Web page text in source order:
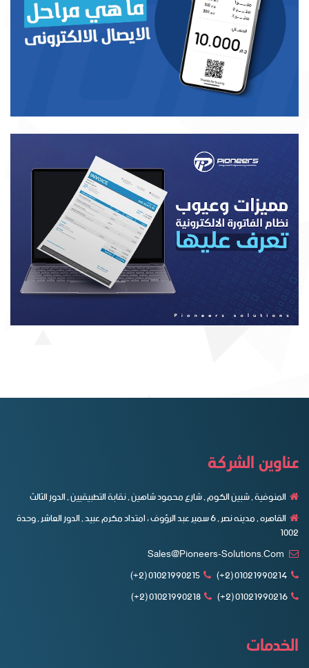
عناوين الشركة
المنوفية , شبين الكوم , شارع محمود شاهين , نقابة التطبيقيين , الدور الثالث
القاهره , مدينه نصر , ٦ سمير عبد الرؤوف ، امتداد مكرم عبيد , الدور العاشر , وحدة
1002
01021990214 (2+)
01021990215 (2+)
01021990216 (2+)
01021990218 (2+)
الخدمات